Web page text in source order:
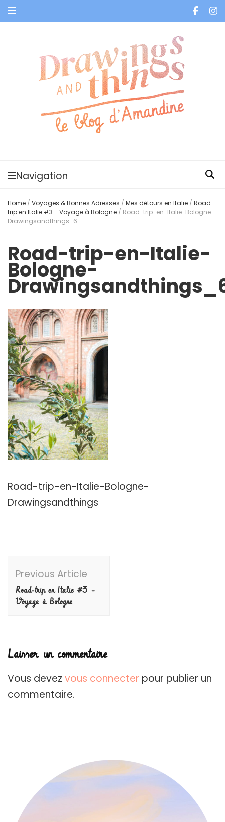
Navigation
Home / Voyages & Bonnes Adresses / Mes détours en Italie / Road-
trip en Italie #3 - Voyage à Bologne / Road-trip-en-Italie-Bologne-
Drawingsandthings_6
Road-trip-en-Italie-
Bologne-
Road-trip-en-Italie-Bologne-
Drawingsandthings
Navigation
Previous Article
Road-trip en Italie #3 –
Voyage à Bologne
Laisser un commentaire
Vous devez vous connecter pour publier un
commentaire.